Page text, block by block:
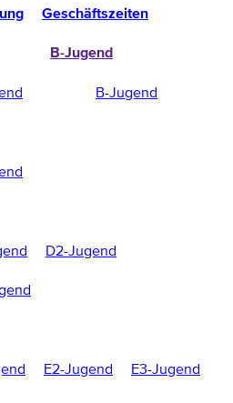
Geschäftszeiten
B-Jugend
B-Jugend
D2-Jugend
E2-Jugend E3-Jugend